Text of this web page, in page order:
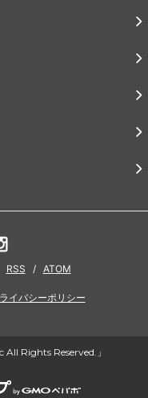
RSS / ATOM
イバシーポリシー
Rights Reserved.」